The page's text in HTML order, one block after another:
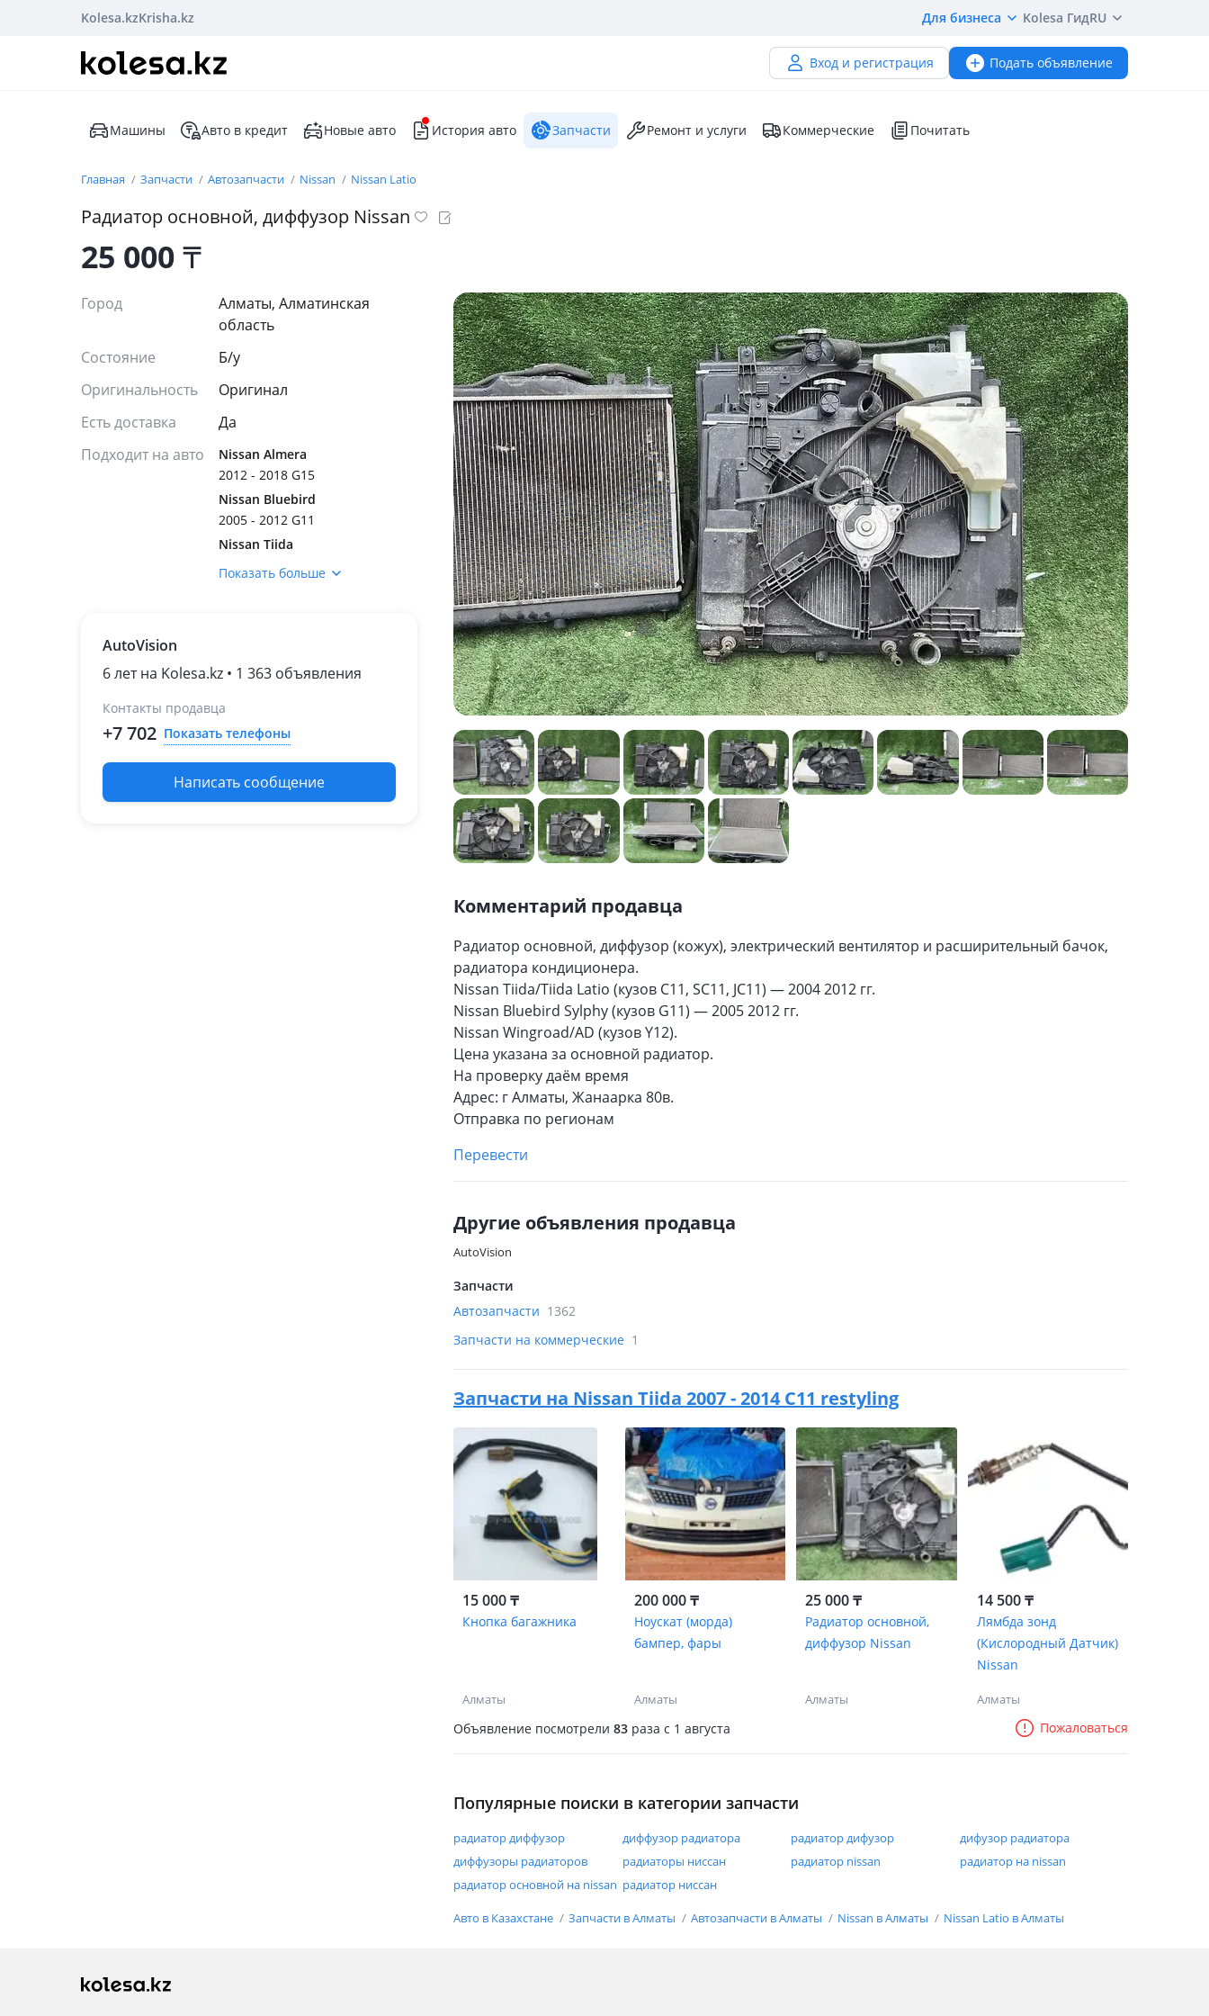
Kolesa.kzKrisha.kz Для бизнеса Kolesa ГидRU
Вход и регистрация Подать объявление
Машины Авто в кредит Новые авто История авто Запчасти Ремонт и услуги Коммерческие Почитать
Главная Запчасти Автозапчасти Nissan Nissan Latio
Радиатор основной, диффузор Nissan
25 000₸
Город
Алматы, Алматинская
область
Состояние
Б/y
Оригинальность
Оригинал
Есть доставка
Да
Подходит на авто
Nissan Almera
2012 - 2018 G15
Nissan Bluebird
2005 - 2012 G11
Nissan Tiida
2007 - 2014 C11
2001 - 2005 Y11
Nissan Latio
Показать больше
AutoVision
6 лет на Kolesa.kz • 1 363 объявления
Контакты продавца
+7 702 Показать телефоны
Написать сообщение
Комментарий продавца
Радиатор основной, диффузор (кожух), электрический вентилятор и расширительный бачок,
радиатора кондиционера.
Nissan Tiida/Tiida Latio (кузов C11, SC11, JC11) — 2004 2012 гг.
Nissan Bluebird Sylphy (кузов G11) — 2005 2012 гг.
Nissan Wingroad/AD (кузов Y12).
Цена указана за основной радиатор.
На проверку даём время
Адрес: г Алматы, Жанаарка 80в.
Отправка по регионам
Перевести
Другие объявления продавца
AutoVision
Запчасти
Автозапчасти 1362
Запчасти на коммерческие 1
Запчасти на Nissan Tiida 2007 - 2014 C11 restyling
15 000 ₸
Кнопка багажника
Алматы
200 000 ₸
Ноускат (морда)
бампер, фары
Алматы
25 000 ₸
Радиатор основной,
диффузор Nissan
Алматы
14 500 ₸
Лямбда зонд
(Кислородный Датчик)
Nissan
Алматы
Объявление посмотрели 83 раза c 1 августа Пожаловаться
Популярные поиски в категории запчасти
радиатор диффузор диффузор радиатора радиатор дифузор
дифузор радиатора
диффузоры радиаторов
радиаторы ниссан радиатор nissan
радиатор на nissan
радиатор основной на nissan радиатор ниссан
Авто в Казахстане Запчасти в Алматы Автозапчасти в Алматы Nissan в Алматы Nissan Latio в Алматы